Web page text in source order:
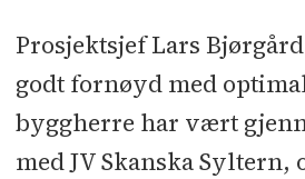
Prosjektsjef Lars
godt fornøyd med
byggherre har vært
med JV Skanska Syltern,